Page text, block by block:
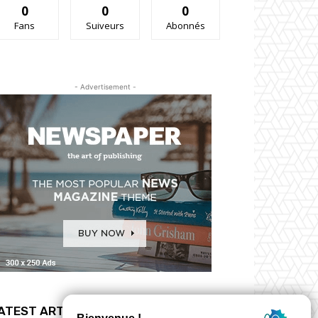
0
Fans
0
Suiveurs
0
Abonnés
- Advertisement -
ARTICLES